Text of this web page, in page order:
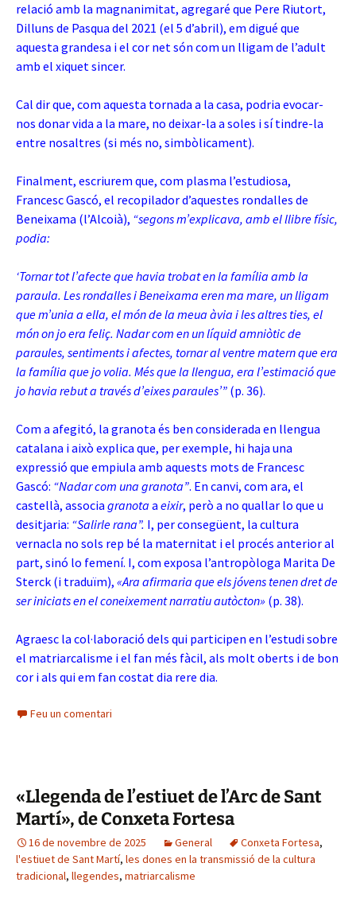
relació amb la magnanimitat, agregaré que Pere Riutort,
Dilluns de Pasqua del 2021 (el 5 d’abril), em digué que
aquesta grandesa i el cor net són com un lligam de l’adult
amb el xiquet sincer.
Cal dir que, com aquesta tornada a la casa, podria evocar-
nos donar vida a la mare, no deixar-la a soles i sí tindre-la
entre nosaltres (si més no, simbòlicament).
Finalment, escriurem que, com plasma l’estudiosa,
Francesc Gascó, el recopilador d’aquestes rondalles de
Beneixama (l’Alcoià), “segons m’explicava, amb el llibre físic,
podia:
‘Tornar tot l’afecte que havia trobat en la família amb la
paraula. Les rondalles i Beneixama eren ma mare, un lligam
que m’unia a ella, el món de la meua àvia i les altres ties, el
món on jo era feliç. Nadar com en un líquid amniòtic de
paraules, sentiments i afectes, tornar al ventre matern que era
la família que jo volia. Més que la llengua, era l’estimació que
jo havia rebut a través d’eixes paraules’” (p. 36).
Com a afegitó, la granota és ben considerada en llengua
catalana i això explica que, per exemple, hi haja una
expressió que empiula amb aquests mots de Francesc
Gascó: “Nadar com una granota”. En canvi, com ara, el
castellà, associa granota a eixir, però a no quallar lo que u
desitjaria: “Salirle rana”. I, per consegüent, la cultura
vernacla no sols rep bé la maternitat i el procés anterior al
part, sinó lo femení. I, com exposa l’antropòloga Marita De
Sterck (i traduïm), «Ara afirmaria que els jóvens tenen dret de
ser iniciats en el coneixement narratiu autòcton» (p. 38).
Agraesc la col·laboració dels qui participen en l’estudi sobre
el matriarcalisme i el fan més fàcil, als molt oberts i de bon
cor i als qui em fan costat dia rere dia.
Feu un comentari
«Llegenda de l’estiuet de l’Arc de Sant
Martí», de Conxeta Fortesa
16 de novembre de 2025 General Conxeta Fortesa,
l'estiuet de Sant Martí, les dones en la transmissió de la cultura
tradicional, llegendes, matriarcalisme